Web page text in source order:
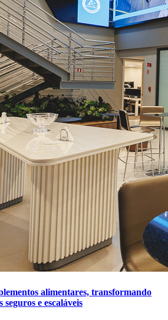
alimentares, transformando
e escaláveis